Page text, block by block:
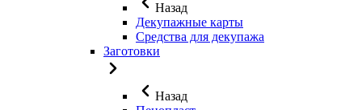
Назад
Декупажные карты
Средства для декупажа
Заготовки
Назад